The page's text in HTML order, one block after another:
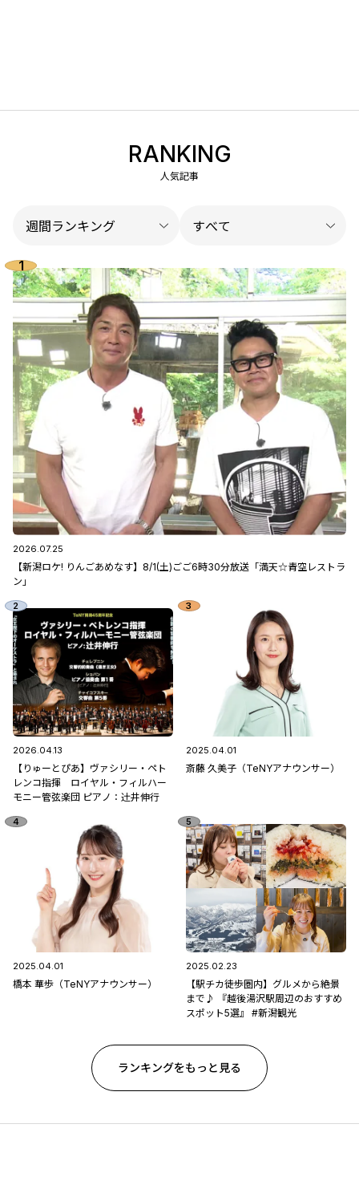
RANKING
人気記事
2026.07.25
【新潟ロケ! りんごあめなす】8/1(土)ごご6時30分放送「満天☆青空レストラ
ン」
2026.04.13
【りゅーとぴあ】ヴァシリー・ペト
レンコ指揮 ロイヤル・フィルハー
モニー管弦楽団 ピアノ：辻󠄀井伸行
2025.04.01
斎藤 久美子（TeNYアナウンサー）
2025.04.01
橋本 華歩（TeNYアナウンサー）
2025.02.23
【駅チカ徒歩圏内】グルメから絶景
まで♪ 『越後湯沢駅周辺のおすすめ
スポット5選』 #新潟観光
ランキングをもっと見る